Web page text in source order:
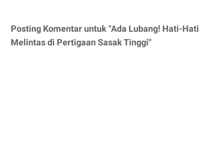
Posting Komentar untuk "Ada Lubang! Hati-Hati
Melintas di Pertigaan Sasak Tinggi"